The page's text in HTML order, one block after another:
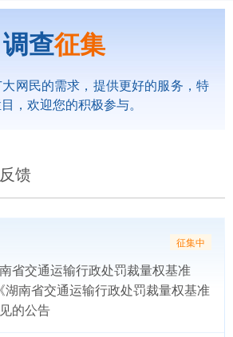
调查征集
网民的需求，提供更好的服务，特
，欢迎您的积极参与。
馈
征集中
省交通运输行政处罚裁量权基准
湖南省交通运输行政处罚裁量权基准
的公告